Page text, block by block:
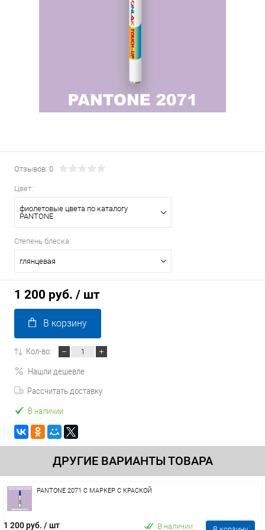
Отзывов: 0
Цвет:
фиолетовые цвета по каталогу
PANTONE
Степень блеска:
глянцевая
1 200 руб. / шт
В корзину
Кол-во:
Нашли дешевле
Рассчитать доставку
В наличии
ДРУГИЕ ВАРИАНТЫ ТОВАРА
PANTONE 2071 C МАРКЕР С КРАСКОЙ
1 200 руб. / шт В наличии